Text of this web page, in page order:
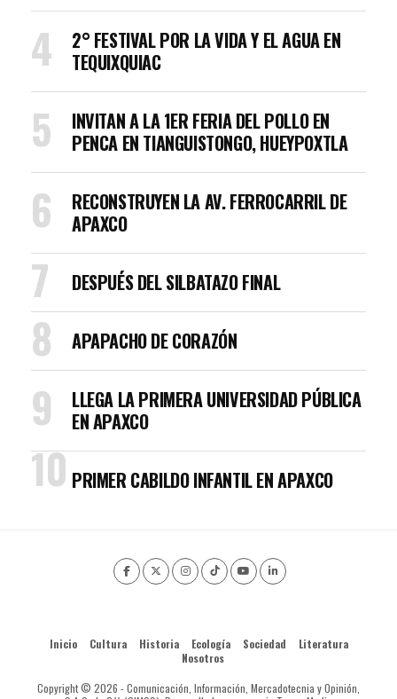
2° FESTIVAL POR LA VIDA Y EL AGUA EN
TEQUIXQUIAC
INVITAN A LA 1ER FERIA DEL POLLO EN
PENCA EN TIANGUISTONGO, HUEYPOXTLA
RECONSTRUYEN LA AV. FERROCARRIL DE
APAXCO
DESPUÉS DEL SILBATAZO FINAL
APAPACHO DE CORAZÓN
LLEGA LA PRIMERA UNIVERSIDAD PÚBLICA
EN APAXCO
PRIMER CABILDO INFANTIL EN APAXCO
Inicio Cultura Historia Ecología Sociedad
Literatura
Nosotros
Copyright © 2026 - Comunicación, Información, Mercadotecnia y Opinión,